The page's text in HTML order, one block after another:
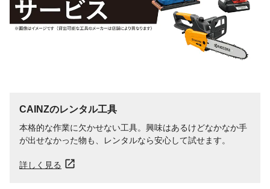
CAINZのレンタル工具
本格的な作業に欠かせない工具。興味はあるけどなかなか手
が出せなかった物も、レンタルなら安心して試せます。
詳しく見る